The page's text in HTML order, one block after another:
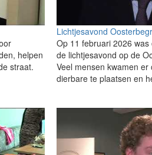
helpen
straat.
Lichtjesavond
Op 11 februari 2026
de lichtjesavond op de
Veel mensen kwamen
dierbare te plaatsen en